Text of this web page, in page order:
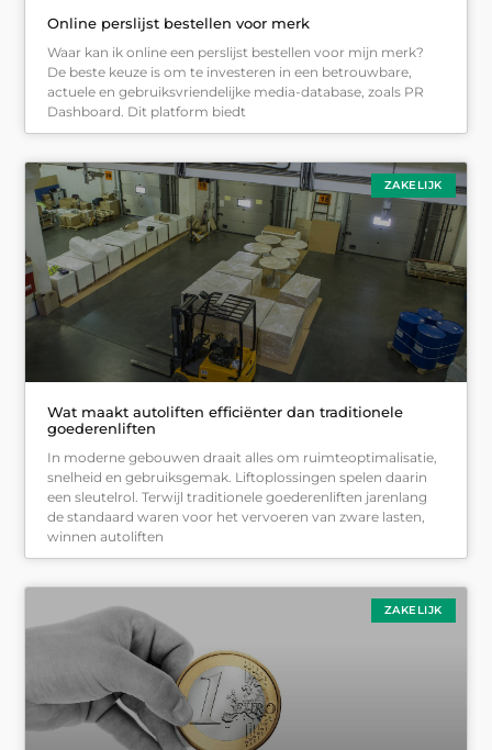
Online perslijst bestellen voor merk
Waar kan ik online een perslijst bestellen voor mijn merk?
De beste keuze is om te investeren in een betrouwbare,
actuele en gebruiksvriendelijke media-database, zoals PR
Dashboard. Dit platform biedt
ZAKELIJK
Wat maakt autoliften efficiënter dan traditionele
goederenliften
In moderne gebouwen draait alles om ruimteoptimalisatie,
snelheid en gebruiksgemak. Liftoplossingen spelen daarin
een sleutelrol. Terwijl traditionele goederenliften jarenlang
de standaard waren voor het vervoeren van zware lasten,
winnen autoliften
ZAKELIJK